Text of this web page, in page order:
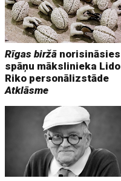
Rīgas biržā norisināsies
spāņu mākslinieka Lido
Riko personālizstāde
Atklāsme